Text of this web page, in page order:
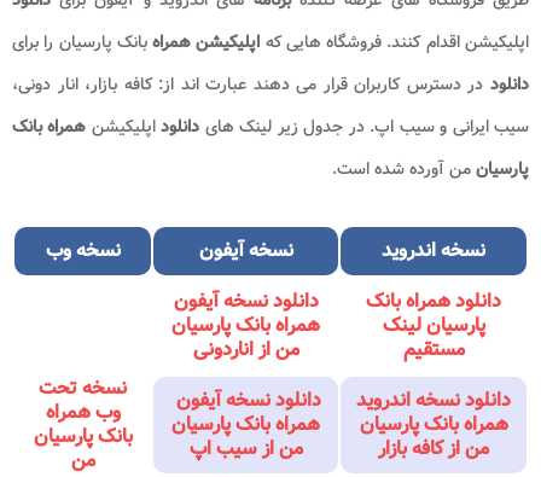
اپلیکیشن اقدام کنند. فروشگاه هایی که اپلیکیشن همراهبانک پارسیان را برای
دانلود در دسترس کاربران قرار می دهند عبارت اند از: کافه بازار، انار دونی،
سیب ایرانی و سیب اپ. در جدول زیر لینک های دانلوداپلیکیشن همراه بانک
پارسیانمن آورده شده است.
نسخه اندروید نسخه آیفون
نسخه وب
دانلود همراه بانک
پارسیان لینک
مستقیم
دانلود نسخه آیفون
همراه بانک پارسیان
من از اناردونی
نسخه تحت
وب همراه
بانک پارسیان
من
دانلود نسخه اندروید
همراه بانک پارسیان
من از کافه بازار
دانلود نسخه آیفون
همراه بانک پارسیان
من از سیب اپ